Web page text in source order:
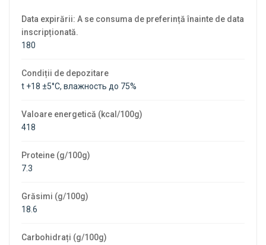
Data expirării: A se consuma de preferință înainte de data
inscripționată.
180
Condiții de depozitare
t +18 ±5°C, влажность до 75%
Valoare energetică (kcal/100g)
418
Proteine ​​(g/100g)
7.3
Grăsimi (g/100g)
18.6
Carbohidrați (g/100g)